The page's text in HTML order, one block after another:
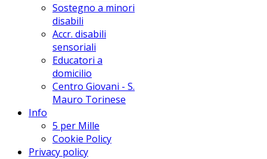
Sostegno a minori
disabili
Accr. disabili
sensoriali
Educatori a
domicilio
Centro Giovani - S.
Mauro Torinese
Info
5 per Mille
Cookie Policy
Privacy policy